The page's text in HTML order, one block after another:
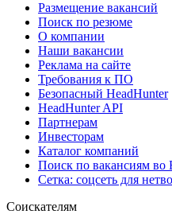
Размещение вакансий
Поиск по резюме
О компании
Наши вакансии
Реклама на сайте
Требования к ПО
Безопасный HeadHunter
HeadHunter API
Партнерам
Инвесторам
Каталог компаний
Поиск по вакансиям во
Сетка: соцсеть для
Соискателям